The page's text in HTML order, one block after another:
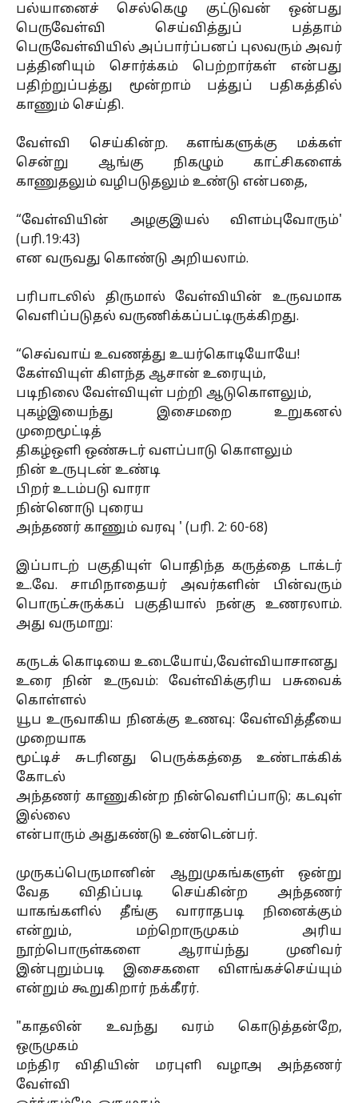
பல்யானைச் செல்கெழு குட்டுவன் ஒன்பது
பெருவேள்வி செய்வித்துப் பத்தாம்
பெருவேள்வியில் அப்பார்ப்பனப் புலவரும் அவர்
பத்தினியும் சொர்க்கம் பெற்றார்கள் என்பது
பதிற்றுப்பத்து மூன்றாம் பத்துப் பதிகத்தில்
காணும் செய்தி.
வேள்வி செய்கின்ற. களங்களுக்கு மக்கள்
சென்று ஆங்கு நிகழும் காட்சிகளைக்
காணுதலும் வழிபடுதலும் உண்டு என்பதை,
“வேள்வியின் அழகுஇயல் விளம்புவோரும்'
(பரி.19:43)
என வருவது கொண்டு அறியலாம்.
பரிபாடலில் திருமால் வேள்வியின் உருவமாக
வெளிப்படுதல் வருணிக்கப்பட்டிருக்கிறது.
“செவ்வாய் உவணத்து உயர்கொடியோயே!
கேள்வியுள் கிளந்த ஆசான் உரையும்,
படிநிலை வேள்வியுள் பற்றி ஆடுகொளலும்,
புகழ்இயைந்து இசைமறை உறுகனல்
முறைமூட்டித்
திகழ்ஒளி ஒண்சுடர் வளப்பாடு கொளலும்
நின் உருபுடன் உண்டி
பிறர் உடம்படு வாரா
நின்னொடு புரைய
அந்தணர் காணும் வரவு ' (பரி. 2: 60-68)
இப்பாடற் பகுதியுள் பொதிந்த கருத்தை டாக்டர்
உ.வே. சாமிநாதையர் அவர்களின் பின்வரும்
பொருட்சுருக்கப் பகுதியால் நன்கு உணரலாம்.
அது வருமாறு:
கருடக் கொடியை உடையோய்,வேள்வியாசானது
உரை நின் உருவம்: வேள்விக்குரிய பசுவைக்
கொள்ளல்
யூப உருவாகிய நினக்கு உணவு: வேள்வித்தீயை
முறையாக
மூட்டிச் சுடரினது பெருக்கத்தை உண்டாக்கிக்
கோடல்
அந்தணர் காணுகின்ற நின்வெளிப்பாடு; கடவுள்
இல்லை
என்பாரும் அதுகண்டு உண்டென்பர்.
முருகப்பெருமானின் ஆறுமுகங்களுள் ஒன்று
வேத விதிப்படி செய்கின்ற அந்தணர்
யாகங்களில் தீங்கு வாராதபடி நினைக்கும்
என்றும், மற்றொருமுகம் அரிய
நூற்பொருள்களை ஆராய்ந்து முனிவர்
இன்புறும்படி இசைகளை விளங்கச்செய்யும்
என்றும் கூறுகிறார் நக்கீரர்.
"காதலின் உவந்து வரம் கொடுத்தன்றே,
ஒருமுகம்
மந்திர விதியின் மரபுளி வழாஅ அந்தணர்
வேள்வி